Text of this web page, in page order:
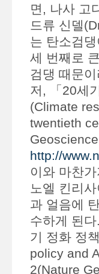
면, 나사 고
드류 신델
는 탄소검
세 번째로
검댕 때문
저, 「20세
(Climate
twentieth
http://
이와 마찬
노엘 킨리
과 얼음에
수하게 된
기 정화 정
policy and
2(Nature